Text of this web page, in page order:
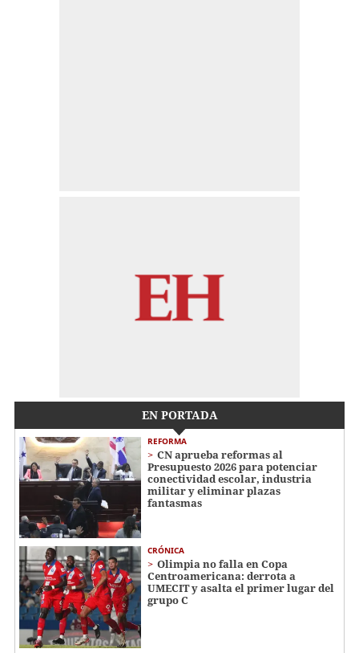
EN PORTADA
REFORMA
CN aprueba reformas al
Presupuesto 2026 para potenciar
conectividad escolar, industria
militar y eliminar plazas
fantasmas
CRÓNICA
Olimpia no falla en Copa
Centroamericana: derrota a
UMECIT y asalta el primer lugar del
grupo C